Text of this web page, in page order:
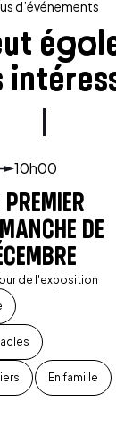
d’événements
10h00
En famille
PREMIER
DE
de l'exposition